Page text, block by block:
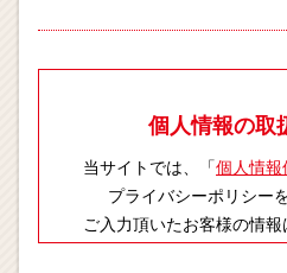
個人情報の取
当サイトでは、「個人情報
プライバシーポリシー
ご入力頂いたお客様の情